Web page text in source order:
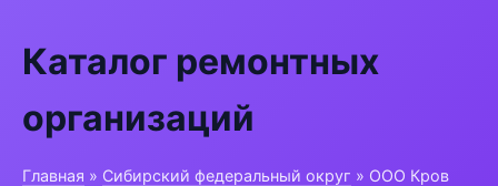
Каталог ремонтных
организаций
Главная » Сибирский федеральный округ » ООО Кров